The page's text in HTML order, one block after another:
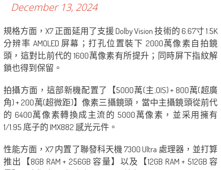
December 13, 2024
規格方面，X7 正面延用了支援 Dolby Vision 技術的 6.67寸 1.5K
分辨率 AMOLED 屏幕；打孔位置裝下 2000萬像素自拍鏡
頭，這對比前代的 1600萬像素有所提升；同時屏下指紋解
鎖也得到保留。
拍攝方面，這部新機配置了【5000萬(主;OIS) + 800萬(超廣
角) + 200萬(超微距)】像素三攝鏡頭，當中主攝鏡頭從前代
的 6400萬像素轉換成主流的 5000萬像素，並采用擁有
1/1.95 底子的 IMX882 感光元件。
性能方面，X7 内置了聯發科天機 7300 Ultra 處理器，並打算
推出【8GB RAM + 256GB 容量】以及【12GB RAM + 512GB 容